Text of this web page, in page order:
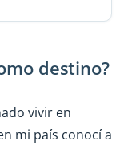
destino?
vivir en
mi país conocí a